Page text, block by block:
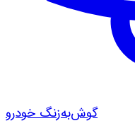
گوش‌به‌زنگ خودرو